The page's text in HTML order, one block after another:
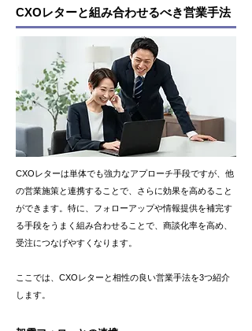
CXOレターと組み合わせるべき営業手法
CXOレターは単体でも強力なアプローチ手段ですが、他
の営業施策と連携することで、さらに効果を高めること
ができます。特に、フォローアップや情報提供を補完す
る手段をうまく組み合わせることで、商談化率を高め、
受注につなげやすくなります。
ここでは、CXOレターと相性の良い営業手法を3つ紹介
します。